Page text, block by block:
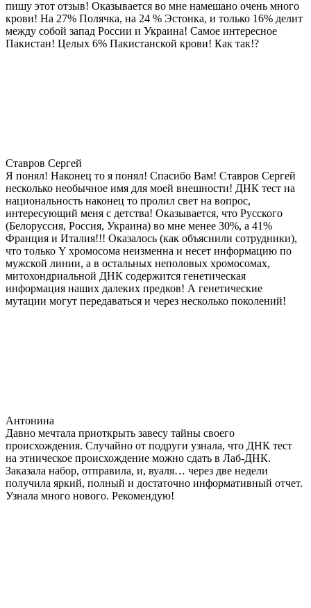
пишу этот отзыв! Оказывается во мне намешано очень много
крови! На 27% Полячка, на 24 % Эстонка, и только 16% делит
между собой запад России и Украина! Самое интересное
Пакистан! Целых 6% Пакистанской крови! Как так!?
Ставров Сергей
Я понял! Наконец то я понял! Спасибо Вам! Ставров Сергей
несколько необычное имя для моей внешности! ДНК тест на
национальность наконец то пролил свет на вопрос,
интересующий меня с детства! Оказывается, что Русского
(Белоруссия, Россия, Украина) во мне менее 30%, а 41%
Франция и Италия!!! Оказалось (как объяснили сотрудники),
что только Y хромосома неизменна и несет информацию по
мужской линии, а в остальных неполовых хромосомах,
митохондриальной ДНК содержится генетическая
информация наших далеких предков! А генетические
мутации могут передаваться и через несколько поколений!
Антонина
Давно мечтала приоткрыть завесу тайны своего
происхождения. Случайно от подруги узнала, что ДНК тест
на этническое происхождение можно сдать в Лаб-ДНК.
Заказала набор, отправила, и, вуаля… через две недели
получила яркий, полный и достаточно информативный отчет.
Узнала много нового. Рекомендую!